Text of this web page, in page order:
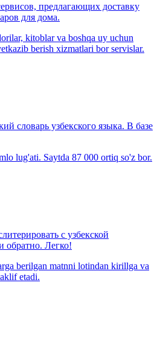
предлагающих доставку
для дома.
kitoblar va boshqa uy uchun
berish xizmatlari bor servislar.
словарь узбекского языка. В базе
lug'ati. Saytda 87 000 ortiq so'z bor.
с узбекской
обратно. Легко!
berilgan matnni lotindan kirillga va
etadi.